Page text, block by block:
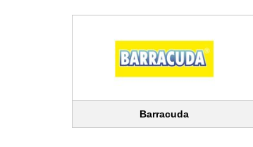
Barracuda